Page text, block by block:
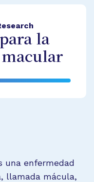
la
una enfermedad
llamada mácula,